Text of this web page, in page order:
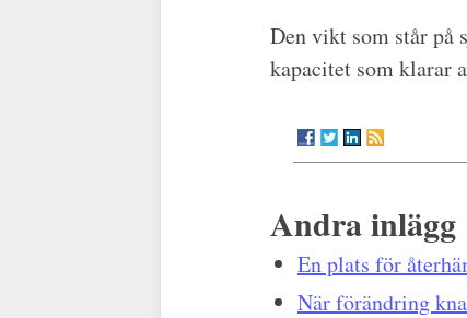
Den vikt som står på
kapacitet som klarar
Andra inlägg
En plats för
När förändring